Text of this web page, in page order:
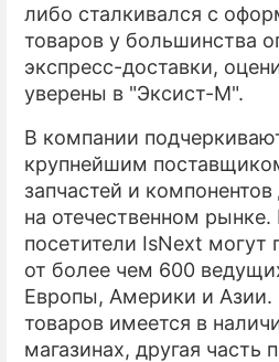
либо сталкивался с
товаров у большинства
экспресс-доставки,
уверены в "Эксист-М".
В компании
крупнейшим
запчастей и
на отечественном
посетители IsNext могут
от более чем 600
Европы, Америки и Азии.
товаров имеется в
магазинах, другая часть